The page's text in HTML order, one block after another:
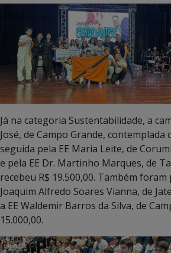
Já na categoria Sustentabilidade, a
José, de Campo Grande, contemplada
seguida pela EE Maria Leite, de
e pela EE Dr. Martinho Marques, de
recebeu R$ 19.500,00. Também foram
Joaquim Alfredo Soares Vianna, de
a EE Waldemir Barros da Silva, de
15.000,00.